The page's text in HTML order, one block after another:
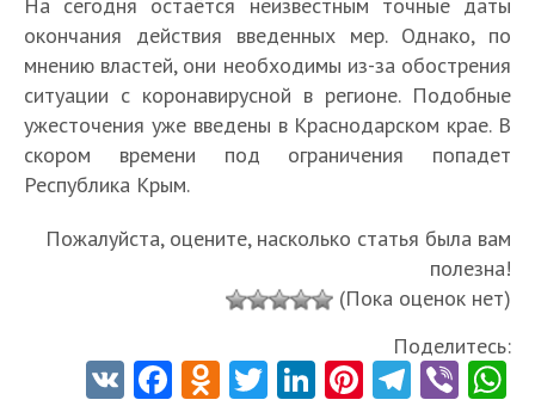
окончания действия введенных мер. Однако, по
мнению властей, они необходимы из-за обострения
ситуации с коронавирусной в регионе. Подобные
ужесточения уже введены в Краснодарском крае. В
скором времени под ограничения попадет
Республика Крым.
Пожалуйста, оцените, насколько статья была вам
полезна!
(Пока оценок нет)
Поделитесь:
V Fa O T Li Pi Te Vi